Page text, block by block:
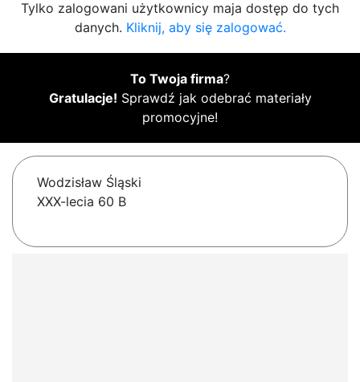
Tylko zalogowani użytkownicy maja dostęp do tych
danych. Kliknij, aby się zalogować.
To Twoja firma?
Gratulacje! Sprawdź jak odebrać materiały
promocyjne!
Wodzisław Śląski
XXX-lecia 60 B